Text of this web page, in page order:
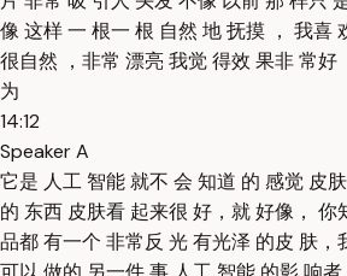
像 这样 一 根一 根 自然 地 抚摸 ， 我喜
很自然 ，非常 漂亮 我觉 得效 果非 常好
为
14:12
Speaker A
它是 人工 智能 就不 会 知道 的 感觉 皮
的 东西 皮肤看 起来很 好，就 好像， 你
品都 有一个 非常反 光 有光泽 的皮 肤，